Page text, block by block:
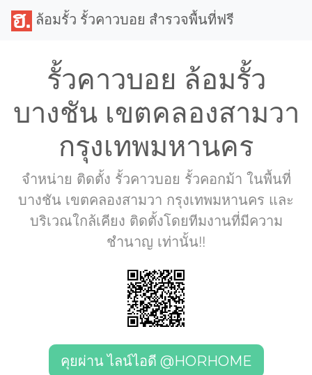
ล้อมรั้ว รั้วคาวบอย สำรวจพื้นที่ฟรี
รั้วคาวบอย ล้อมรั้ว
บางชัน เขตคลองสามวา
กรุงเทพมหานคร
จำหน่าย ติดตั้ง รั้วคาวบอย รั้วคอกม้า ในพื้นที่
บางชัน เขตคลองสามวา กรุงเทพมหานคร และ
บริเวณใกล้เคียง ติดตั้งโดยทีมงานที่มีความ
ชำนาญ เท่านั้น!!
คุยผ่าน ไลน์ไอดี @HORHOME